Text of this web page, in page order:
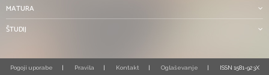
MATURA
ŠTUDIJ
Pogoji uporabe Pravila Kontakt Oglaševanje ISSN 1581-923X